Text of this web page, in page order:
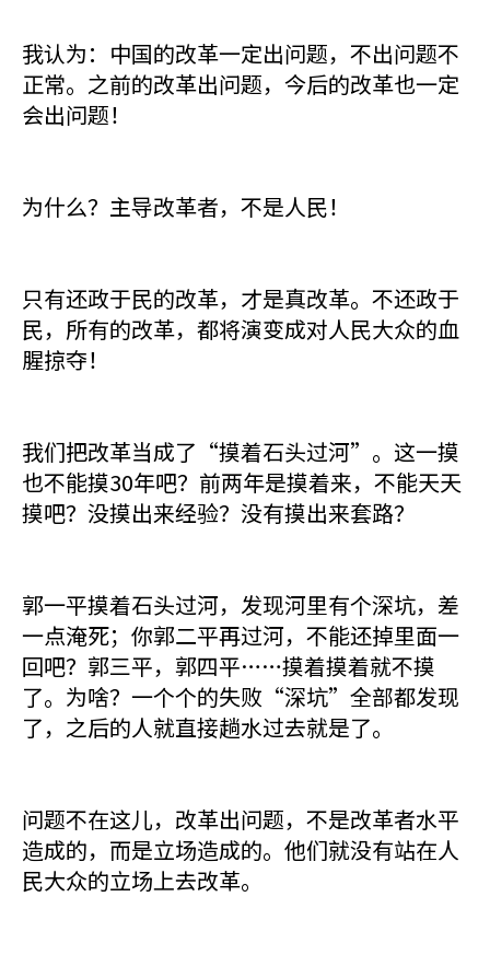
我认为：中国的改革一定出问题，不出问题不
正常。之前的改革出问题，今后的改革也一定
会出问题！
为什么？主导改革者，不是人民！
只有还政于民的改革，才是真改革。不还政于
民，所有的改革，都将演变成对人民大众的血
腥掠夺！
我们把改革当成了“摸着石头过河”。这一摸
也不能摸30年吧？前两年是摸着来，不能天天
摸吧？没摸出来经验？没有摸出来套路？
郭一平摸着石头过河，发现河里有个深坑，差
一点淹死；你郭二平再过河，不能还掉里面一
回吧？郭三平，郭四平……摸着摸着就不摸
了。为啥？一个个的失败“深坑”全部都发现
了，之后的人就直接趟水过去就是了。
问题不在这儿，改革出问题，不是改革者水平
造成的，而是立场造成的。他们就没有站在人
民大众的立场上去改革。